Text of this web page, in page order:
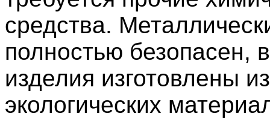
средства.
полностью безопасен,
изделия изготовлены из
экологических